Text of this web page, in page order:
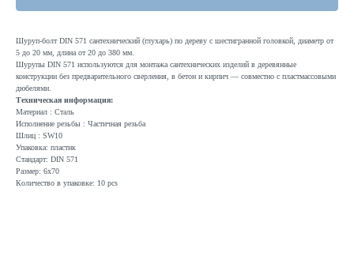
Шуруп-болт DIN 571 сантехнический (глухарь) по дереву с шестигранной головкой, диаметр от
5 до 20 мм, длина от 20 до 380 мм.
Шурупы DIN 571 используются для монтажа сантехнических изделий в деревянные
конструкции без предварительного сверления, в бетон и кирпич — совместно с пластмассовыми
дюбелями.
Техническая информация:
Материал : Сталь
Исполнение резьбы : Частичная резьба
Шлиц : SW10
Упаковка: пластик
Стандарт: DIN 571
Размер: 6x70
Количество в упаковке: 10 pcs